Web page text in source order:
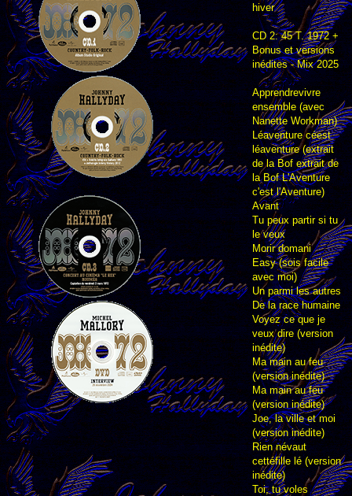
hiver
CD 2: 45 T. 1972 +
Bonus et versions
inédites - Mix 2025
Apprendrevivre
ensemble (avec
Nanette Workman)
Léaventure céest
léaventure (extrait
de la Bof extrait de
la Bof L'Aventure
c'est l'Aventure)
Avant
Tu peux partir si tu
le veux
Morir domani
Easy (sois facile
avec moi)
Un parmi les autres
De la race humaine
Voyez ce que je
veux dire (version
inédite)
Ma main au feu
(version inédite)
Ma main au feu
(version inédite)
Joe, la ville et moi
(version inédite)
Rien névaut
cettéfille lé (version
inédite)
Toi, tu voles